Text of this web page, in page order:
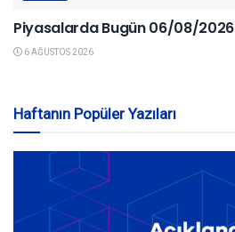
Piyasalarda Bugün 06/08/2026
6 AĞUSTOS 2026
Haftanın Popüler Yazıları